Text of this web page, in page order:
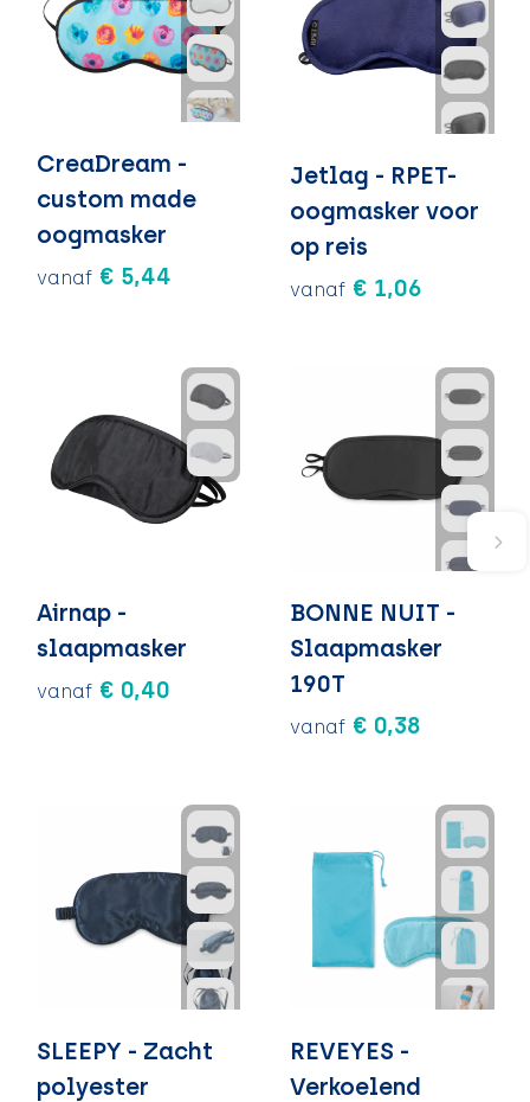
CreaDream -
custom made
oogmasker
vanaf € 5,44
Jetlag - RPET-
oogmasker voor
op reis
vanaf € 1,06
Airnap -
slaapmasker
vanaf € 0,40
BONNE NUIT -
Slaapmasker
190T
vanaf € 0,38
SLEEPY - Zacht
polyester
REVEYES -
Verkoelend